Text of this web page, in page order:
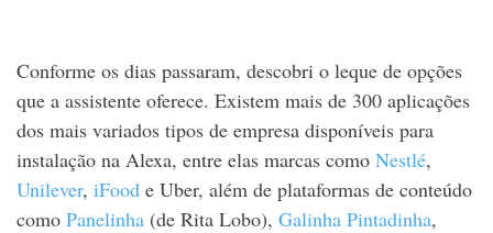
Conforme os dias passaram, descobri o leque de opções
que a assistente oferece. Existem mais de 300 aplicações
dos mais variados tipos de empresa disponíveis para
instalação na Alexa, entre elas marcas como Nestlé,
Unilever, iFood e Uber, além de plataformas de conteúdo
como Panelinha (de Rita Lobo), Galinha Pintadinha,